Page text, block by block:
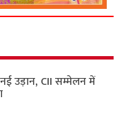
नई उड़ान, CII सम्मेलन में